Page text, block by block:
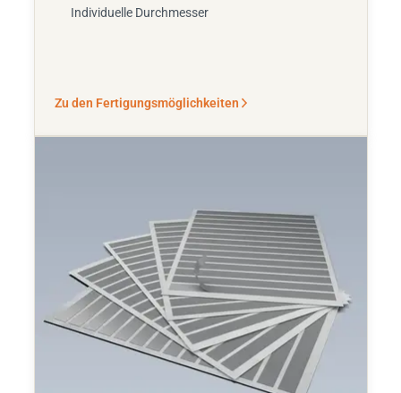
Individuelle Durchmesser
Zu den Fertigungsmöglichkeiten